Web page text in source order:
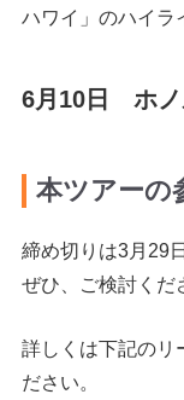
ハワイ」のハイラ
6月10日 ホ
本ツアーの
締め切りは3月29
ぜひ、ご検討くだ
詳しくは下記のリ
ださい。